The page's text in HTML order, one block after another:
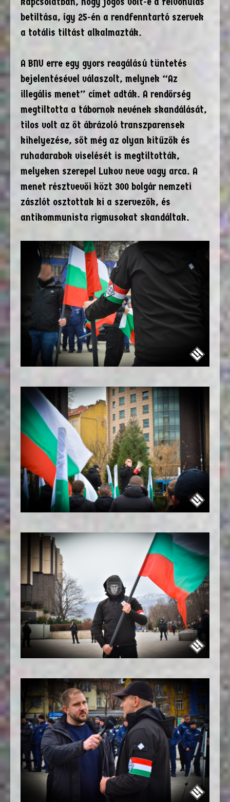
betiltása, így 25-én a rendfenntartó szervek
a totális tiltást alkalmazták.
A BNU erre egy gyors reagálású tüntetés
bejelentésével válaszolt, melynek “Az
illegális menet” címet adták. A rendőrség
megtiltotta a tábornok nevének skandálását,
tilos volt az őt ábrázoló transzparensek
kihelyezése, sőt még az olyan kitűzők és
ruhadarabok viselését is megtiltották,
melyeken szerepel Lukov neve vagy arca. A
menet résztvevői közt 300 bolgár nemzeti
zászlót osztottak ki a szervezők, és
antikommunista rigmusokat skandáltak.